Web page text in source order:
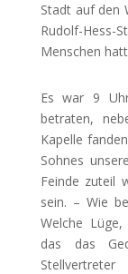
Stadt auf den
Rudolf-Hess-
Menschen
Es war 9
betraten,
Kapelle
Sohnes
Feinde zuteil
sein. – Wie
Welche
das das